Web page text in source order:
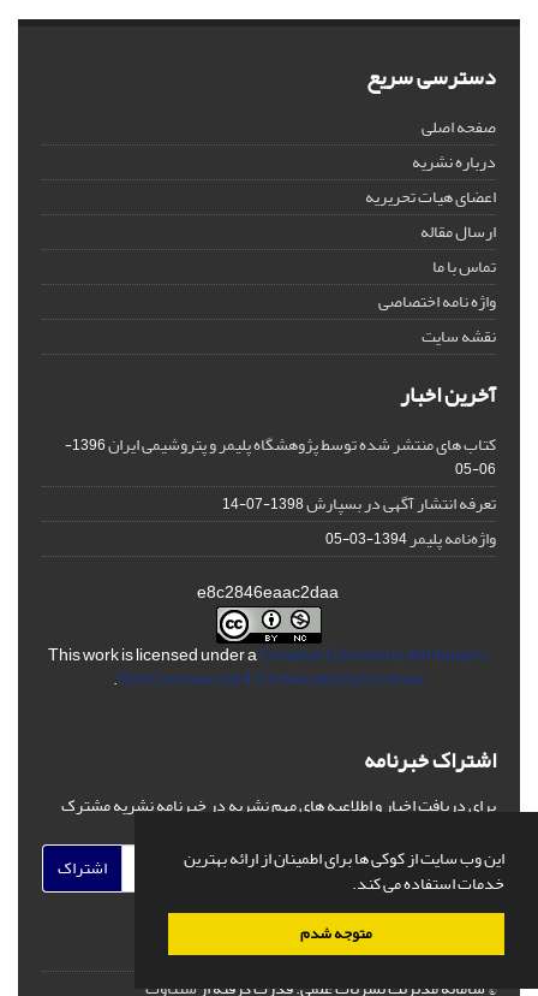
این وب سایت از کوکی ها برای اطمینان از ارائه بهترین
خدمات استفاده می کند.
متوجه شدم
دسترسی سریع
صفحه اصلی
درباره نشریه
اعضای هیات تحریریه
ارسال مقاله
تماس با ما
واژه نامه اختصاصی
نقشه سایت
آخرین اخبار
کتاب های منتشر شده توسط پژوهشگاه پلیمر و پتروشیمی ایران
1396-
06-05
تعرفه انتشار آگهی در بسپارش1398-07-14
واژه‌نامه پلیمر1394-03-05
This work is licensed under aCreative Commons Attribution-
NonCommercial 4.0 International License
.
اشتراک خبرنامه
برای دریافت اخبار و اطلاعیه های مهم نشریه در خبرنامه نشریه مشترک
اشتراک
© سامانه مدیریت نشریات علمی.قدرت گرفته ازسیناوب